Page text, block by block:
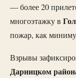
— более 20
многоэтажку в
пожар, как
Взрывы
Дарницком